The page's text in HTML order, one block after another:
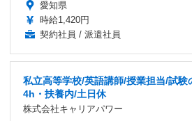
愛知県
時給1,420円
契約社員 / 派遣社員
私立高等学校/英語講師/授業担当/試験
4h・扶養内/土日休
株式会社キャリアパワー